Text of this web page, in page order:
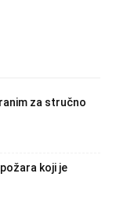
za stručno
koji je